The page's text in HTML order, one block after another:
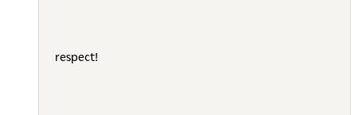
respect!